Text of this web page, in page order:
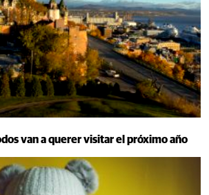
van a querer visitar el próximo año